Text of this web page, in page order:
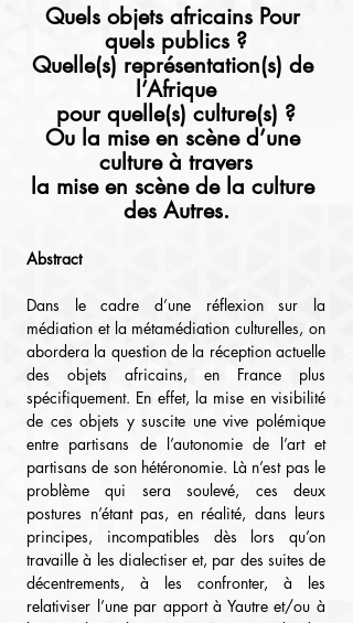
Quels objets africains Pour
quels publics ?
Quelle(s) représentation(s) de
l’Afrique
pour quelle(s) culture(s) ?
Ou la mise en scène d’une
culture à travers
la mise en scène de la culture
des Autres.
Abstract
Dans le cadre d’une réflexion sur la
médiation et la métamédiation culturelles, on
abordera la question de la réception actuelle
des objets africains, en France plus
spécifiquement. En effet, la mise en visibilité
de ces objets y suscite une vive polémique
entre partisans de l’autonomie de l’art et
partisans de son hétéronomie. Là n’est pas le
problème qui sera soulevé, ces deux
postures n’étant pas, en réalité, dans leurs
principes, incompatibles dès lors qu’on
travaille à les dialectiser et, par des suites de
décentrements, à les confronter, à les
relativiser l’une par apport à Yautre et/ou à